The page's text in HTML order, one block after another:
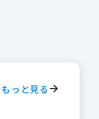
もっと見る